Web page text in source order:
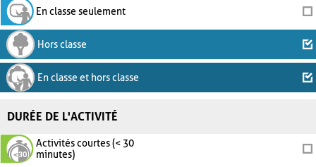
En classe seulement
Hors classe
En classe et hors classe
DURÉE DE L'ACTIVITÉ
Activités courtes (< 30
minutes)